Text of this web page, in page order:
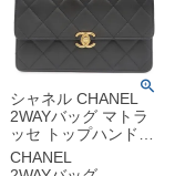
シャネル CHANEL
2WAYバッグ マトラ
ッセ トップハンドル
レザー ブラック ゴー
ルド金具 ココマーク
CHANEL